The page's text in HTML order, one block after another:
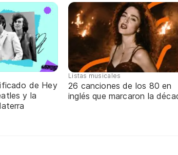
de Hey
y la
Listas musicales
26 canciones de los 80 en
inglés que marcaron la